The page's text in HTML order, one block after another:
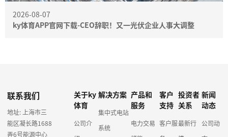
2026-08-07
ky体育APP官网下载-CEO辞职！又一光伏企业人事大调整
联系我们
地址: 上海市三
能区凝长路1688
弄6号能源中心
关于ky
体育
公司介
解决方案
集中式电站
系统
产品和
服务
电力交易
客户
支持
客户服
投资者
关系
最新行
新闻
动态
公司动